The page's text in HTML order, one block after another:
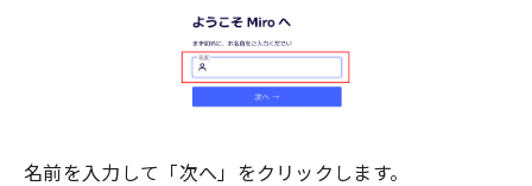
名前を入力して「次へ」をクリックします。